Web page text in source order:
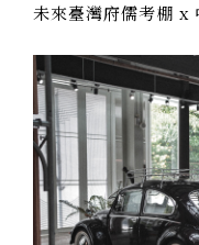
未來臺灣府儒考棚 x